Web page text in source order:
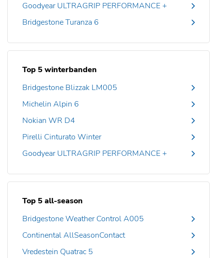
Goodyear ULTRAGRIP PERFORMANCE +
Bridgestone Turanza 6
Top 5 winterbanden
Bridgestone Blizzak LM005
Michelin Alpin 6
Nokian WR D4
Pirelli Cinturato Winter
Goodyear ULTRAGRIP PERFORMANCE +
Top 5 all-season
Bridgestone Weather Control A005
Continental AllSeasonContact
Vredestein Quatrac 5